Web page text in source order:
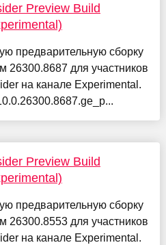
Preview Build
предварительную сборку
26300.8687 для участников
на канале Experimental.
Preview Build
предварительную сборку
26300.8553 для участников
на канале Experimental.